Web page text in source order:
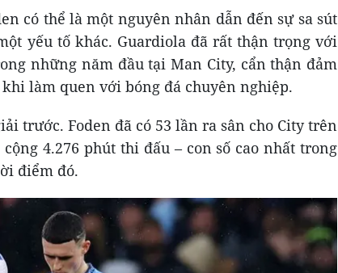
có thể là một nguyên nhân dẫn đến sự sa sút
yếu tố khác. Guardiola đã rất thận trọng với
những năm đầu tại Man City, cẩn thận đảm
làm quen với bóng đá chuyên nghiệp.
trước. Foden đã có 53 lần ra sân cho City trên
4.276 phút thi đấu – con số cao nhất trong
điểm đó.